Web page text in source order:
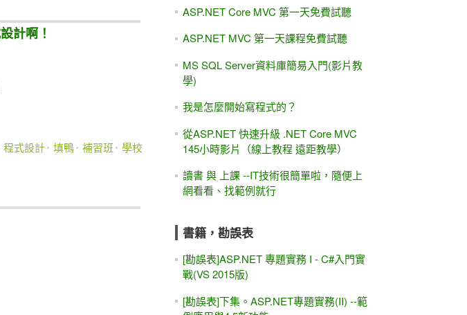
計啊！
程式設計 填鴨 補習班 學校
ASP.NET Core MVC 第一天免費試聽
ASP.NET MVC 第一天課程免費試聽
MS SQL Server資料庫簡易入門(影片教
學)
我是怎麼開始寫程式的？
從ASP.NET 快速升級 .NET Core MVC
145小時影片（線上教程 遠距教學）
讀書 與 上課 --IT技術很簡單啦，隨便上
網看看、找範例就行
書籍，勘誤表
[勘誤表]ASP.NET 專題實務 I - C#入門實
戰(VS 2015版)
[勘誤表]下集。ASP.NET專題實務(II) --範